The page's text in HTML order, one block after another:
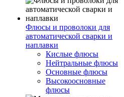
Флюсы и проволоки для
автоматической сварки и
наплавки
Кислые флюсы
Нейтральные флюсы
Основные флюсы
Высокоосновные
флюсы